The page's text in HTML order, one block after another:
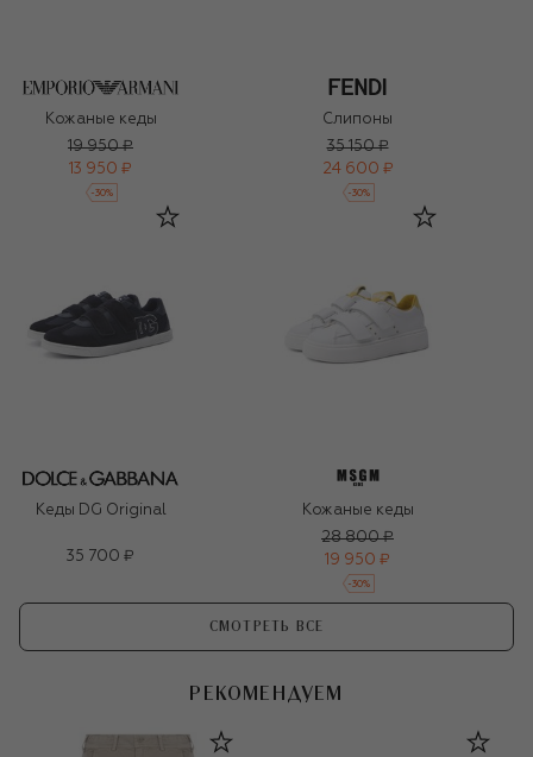
Кожаные кеды
19 950 ₽
13 950 ₽
-30%
Слипоны
35 150 ₽
24 600 ₽
-30%
Кеды DG Original
35 700 ₽
Кожаные кеды
28 800 ₽
19 950 ₽
-30%
СМОТРЕТЬ ВСЕ
РЕКОМЕНДУЕМ